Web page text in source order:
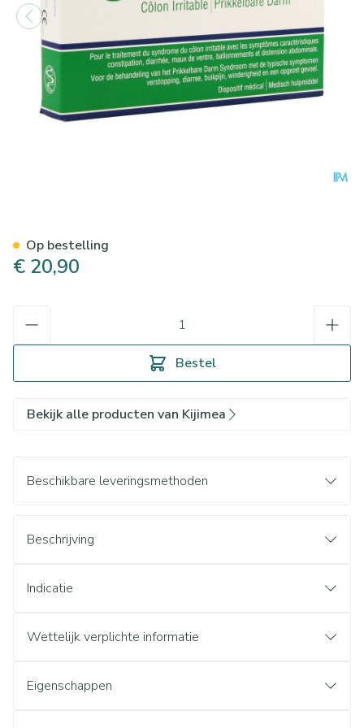
€ 20,90
Bestel
Op bestelling
Bekijk alle producten van Kijimea
Beschikbare leveringsmethoden
Beschrijving
Indicatie
Wettelijk verplichte informatie
Eigenschappen